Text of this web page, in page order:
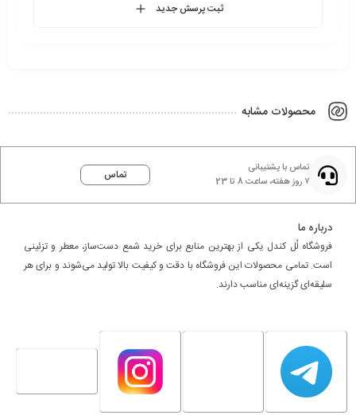
ثبت پرسش جدید
محصولات مشابه
تماس با پشتیبانی
۷ روز هفته، ساعت 8 تا 23
تماس
درباره ما
فروشگاه لُل کندل یکی از بهترین منابع برای خرید شمع دست‌ساز، معطر و تزئینی
است. تمامی محصولات این فروشگاه با دقت و کیفیت بالا تولید می‌شوند و برای هر
سلیقه‌ای گزینه‌ای مناسب دارند.